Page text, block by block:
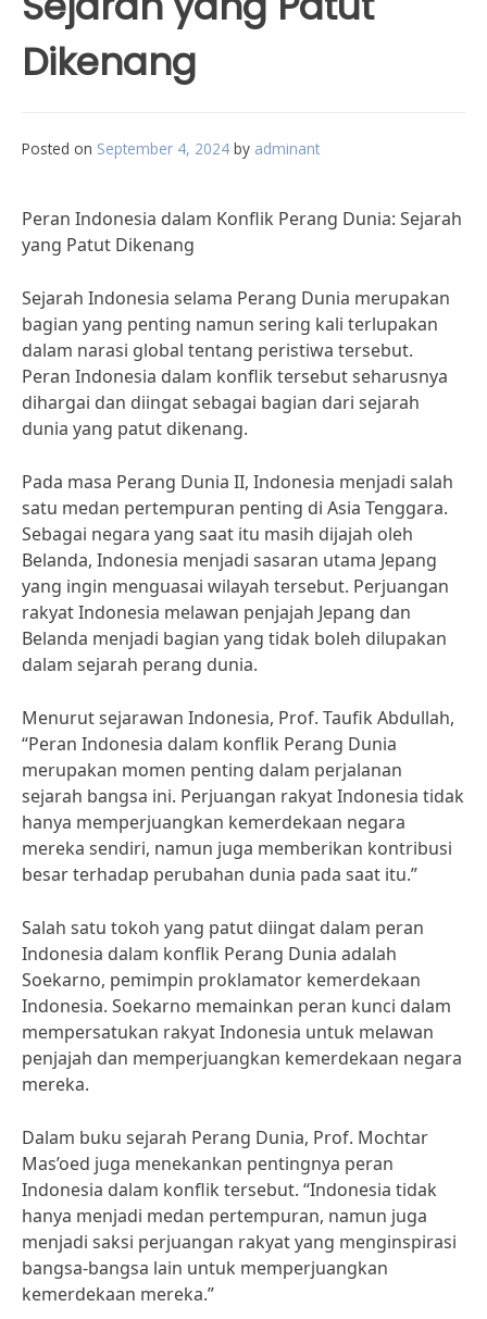
Dikenang
Posted on September 4, 2024 by adminant
Peran Indonesia dalam Konflik Perang Dunia: Sejarah
yang Patut Dikenang
Sejarah Indonesia selama Perang Dunia merupakan
bagian yang penting namun sering kali terlupakan
dalam narasi global tentang peristiwa tersebut.
Peran Indonesia dalam konflik tersebut seharusnya
dihargai dan diingat sebagai bagian dari sejarah
dunia yang patut dikenang.
Pada masa Perang Dunia II, Indonesia menjadi salah
satu medan pertempuran penting di Asia Tenggara.
Sebagai negara yang saat itu masih dijajah oleh
Belanda, Indonesia menjadi sasaran utama Jepang
yang ingin menguasai wilayah tersebut. Perjuangan
rakyat Indonesia melawan penjajah Jepang dan
Belanda menjadi bagian yang tidak boleh dilupakan
dalam sejarah perang dunia.
Menurut sejarawan Indonesia, Prof. Taufik Abdullah,
“Peran Indonesia dalam konflik Perang Dunia
merupakan momen penting dalam perjalanan
sejarah bangsa ini. Perjuangan rakyat Indonesia tidak
hanya memperjuangkan kemerdekaan negara
mereka sendiri, namun juga memberikan kontribusi
besar terhadap perubahan dunia pada saat itu.”
Salah satu tokoh yang patut diingat dalam peran
Indonesia dalam konflik Perang Dunia adalah
Soekarno, pemimpin proklamator kemerdekaan
Indonesia. Soekarno memainkan peran kunci dalam
mempersatukan rakyat Indonesia untuk melawan
penjajah dan memperjuangkan kemerdekaan negara
mereka.
Dalam buku sejarah Perang Dunia, Prof. Mochtar
Mas’oed juga menekankan pentingnya peran
Indonesia dalam konflik tersebut. “Indonesia tidak
hanya menjadi medan pertempuran, namun juga
menjadi saksi perjuangan rakyat yang menginspirasi
bangsa-bangsa lain untuk memperjuangkan
kemerdekaan mereka.”